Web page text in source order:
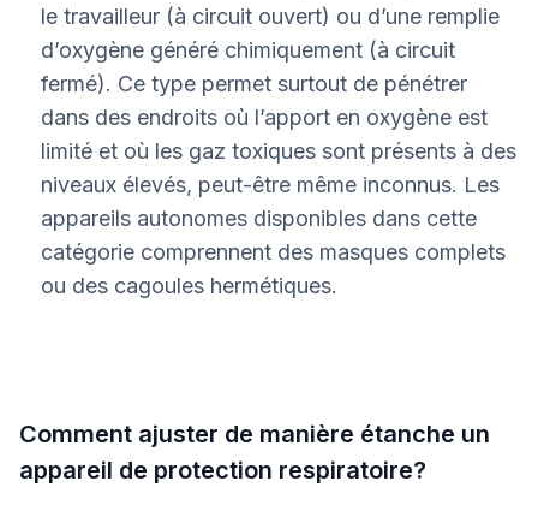
le travailleur (à circuit ouvert) ou d’une remplie
d’oxygène généré chimiquement (à circuit
fermé). Ce type permet surtout de pénétrer
dans des endroits où l’apport en oxygène est
limité et où les gaz toxiques sont présents à des
niveaux élevés, peut-être même inconnus. Les
appareils autonomes disponibles dans cette
catégorie comprennent des masques complets
ou des cagoules hermétiques.
Comment ajuster de manière étanche un
appareil de protection respiratoire?